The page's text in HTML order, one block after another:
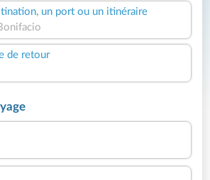
un port ou un itinéraire
de retour